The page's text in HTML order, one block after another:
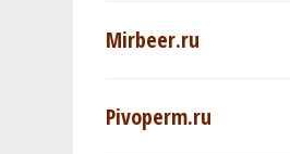
Mirbeer.ru
Pivoperm.ru